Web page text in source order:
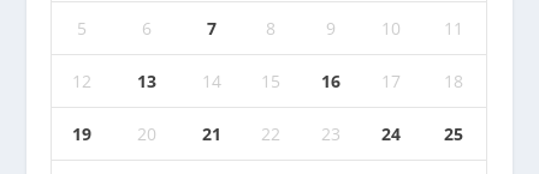
5 6 7 8 9 10 11
12 13 14 15 16 17 18
19 20 21 22 23 24 25